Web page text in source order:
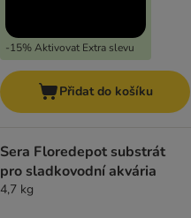
-15% Aktivovat Extra slevu
Přidat do košíku
Sera Floredepot substrát
pro sladkovodní akvária
4,7 kg